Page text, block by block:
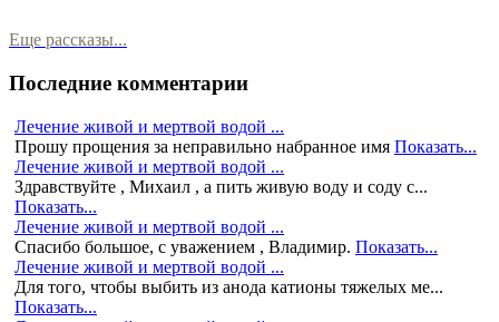
Еще рассказы...
Последние комментарии
Лечение живой и мертвой водой ...
Прошу прощения за неправильно набранное имя Показать...
Лечение живой и мертвой водой ...
Здравствуйте , Михаил , а пить живую воду и соду с...
Показать...
Лечение живой и мертвой водой ...
Спасибо большое, с уважением , Владимир. Показать...
Лечение живой и мертвой водой ...
Для того, чтобы выбить из анода катионы тяжелых ме...
Показать...